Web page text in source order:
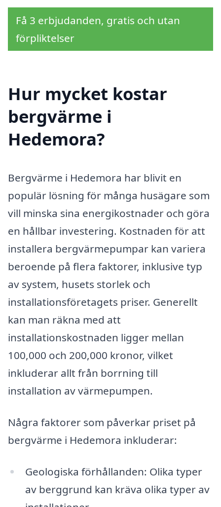
Få 3 erbjudanden, gratis och utan
förpliktelser
Hur mycket kostar
bergvärme i
Hedemora?
Bergvärme i Hedemora har blivit en
populär lösning för många husägare som
vill minska sina energikostnader och göra
en hållbar investering. Kostnaden för att
installera bergvärmepumpar kan variera
beroende på flera faktorer, inklusive typ
av system, husets storlek och
installationsföretagets priser. Generellt
kan man räkna med att
installationskostnaden ligger mellan
100,000 och 200,000 kronor, vilket
inkluderar allt från borrning till
installation av värmepumpen.
Några faktorer som påverkar priset på
bergvärme i Hedemora inkluderar:
Geologiska förhållanden: Olika typer
av berggrund kan kräva olika typer av